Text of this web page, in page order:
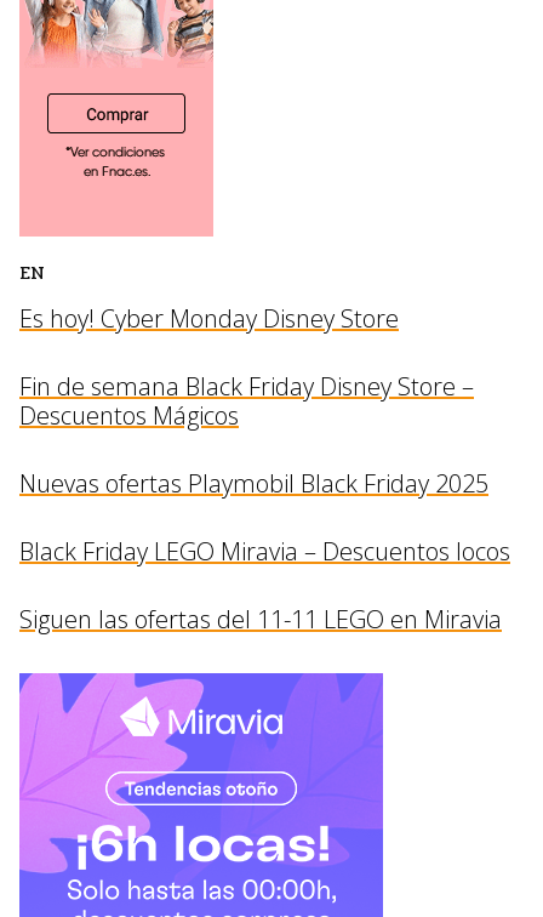
EN
Es hoy! Cyber Monday Disney Store
Fin de semana Black Friday Disney Store –
Descuentos Mágicos
Nuevas ofertas Playmobil Black Friday 2025
Black Friday LEGO Miravia – Descuentos locos
Siguen las ofertas del 11-11 LEGO en Miravia